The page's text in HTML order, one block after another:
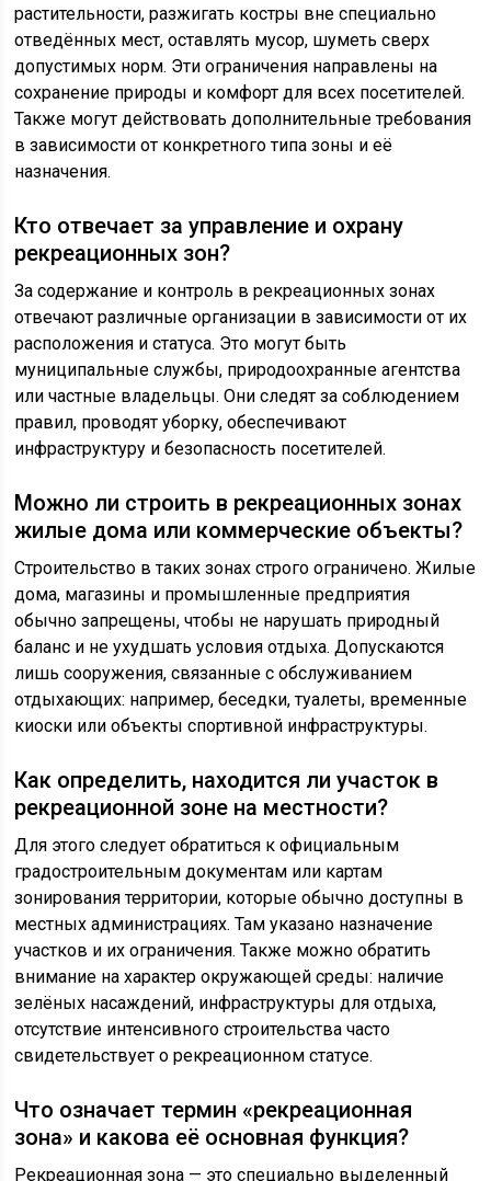
растительности, разжигать костры вне специально
отведённых мест, оставлять мусор, шуметь сверх
допустимых норм. Эти ограничения направлены на
сохранение природы и комфорт для всех посетителей.
Также могут действовать дополнительные требования
в зависимости от конкретного типа зоны и её
назначения.
Кто отвечает за управление и охрану
рекреационных зон?
За содержание и контроль в рекреационных зонах
отвечают различные организации в зависимости от их
расположения и статуса. Это могут быть
муниципальные службы, природоохранные агентства
или частные владельцы. Они следят за соблюдением
правил, проводят уборку, обеспечивают
инфраструктуру и безопасность посетителей.
Можно ли строить в рекреационных зонах
жилые дома или коммерческие объекты?
Строительство в таких зонах строго ограничено. Жилые
дома, магазины и промышленные предприятия
обычно запрещены, чтобы не нарушать природный
баланс и не ухудшать условия отдыха. Допускаются
лишь сооружения, связанные с обслуживанием
отдыхающих: например, беседки, туалеты, временные
киоски или объекты спортивной инфраструктуры.
Как определить, находится ли участок в
рекреационной зоне на местности?
Для этого следует обратиться к официальным
градостроительным документам или картам
зонирования территории, которые обычно доступны в
местных администрациях. Там указано назначение
участков и их ограничения. Также можно обратить
внимание на характер окружающей среды: наличие
зелёных насаждений, инфраструктуры для отдыха,
отсутствие интенсивного строительства часто
свидетельствует о рекреационном статусе.
Что означает термин «рекреационная
зона» и какова её основная функция?
Рекреационная зона — это специально выделенный